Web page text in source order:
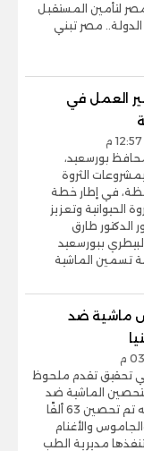
مصر لتأمين المستقبل
الدولة.. مصر تبني
العمل في
محافظ بورسعيد،
الثروة
في إطار خطة
الحيوانية وتعزيز
الدكتور طارق
ببورسعيد
تسمين الماشية
ألفًا و977 رأس ماشية ضد
تحقيق تقدم ملحوظ
لتحصين الماشية ضد
الأمراض الوبائية، مشيرا إلى أنه تم تحصين 63 ألفًا
والجاموس والأغنام
مديرية الطب